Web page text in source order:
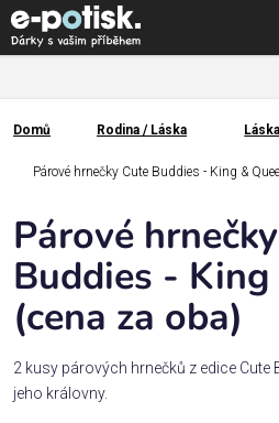
Přejít
na
obsah
Kategorie
Dárek
pro
Rodina
Láska
Domů
Domů Rodina / Láska
Párové hrnečky Cute Buddies - King &
Párové
Buddies - King
(cena za oba)
2 kusy párových hrnečků z edice Cute
jeho královny.